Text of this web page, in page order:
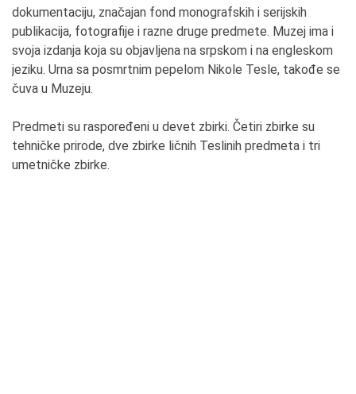
dokumentaciju, značajan fond monografskih i serijskih
publikacija, fotografije i razne druge predmete. Muzej ima i
svoja izdanja koja su objavljena na srpskom i na engleskom
jeziku. Urna sa posmrtnim pepelom Nikole Tesle, takođe se
čuva u Muzeju.
Predmeti su raspoređeni u devet zbirki. Četiri zbirke su
tehničke prirode, dve zbirke ličnih Teslinih predmeta i tri
umetničke zbirke.